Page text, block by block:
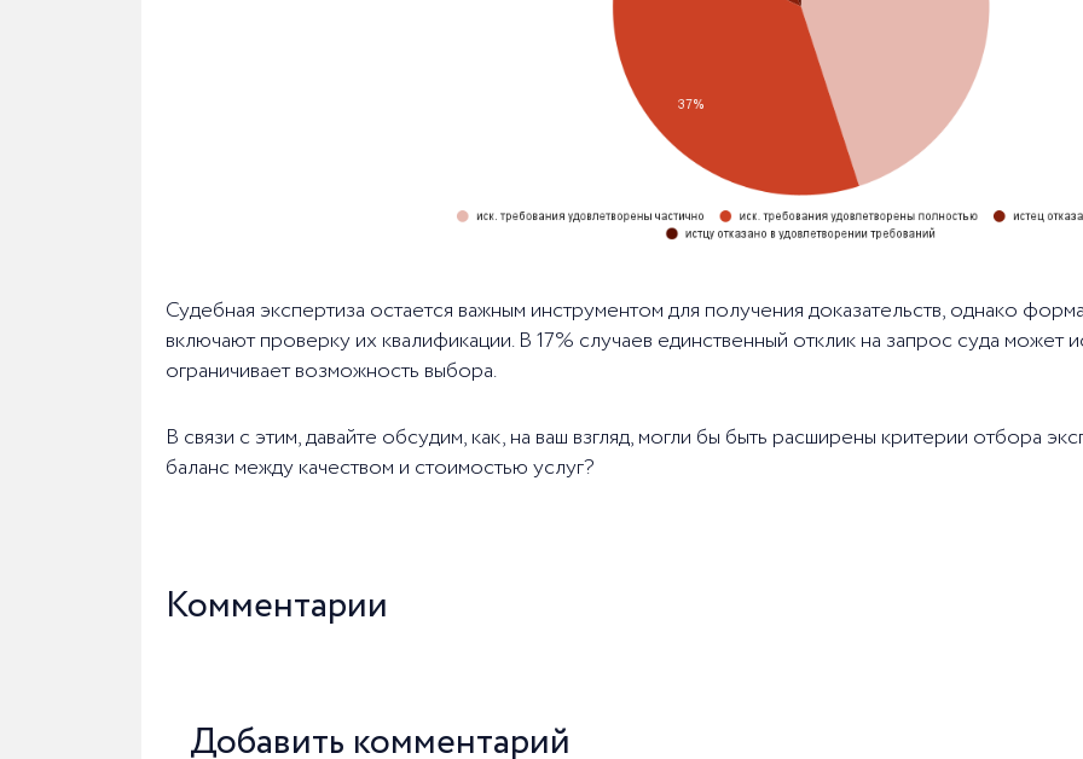
Судебная экспертиза остается важным инструментом для получения доказательств, однако
включают проверку их квалификации. В 17% случаев единственный отклик на запрос суда может
ограничивает возможность выбора.
В связи с этим, давайте обсудим, как, на ваш взгляд, могли бы быть расширены критерии отбора
баланс между качеством и стоимостью услуг?
Комментарии
Добавить комментарий